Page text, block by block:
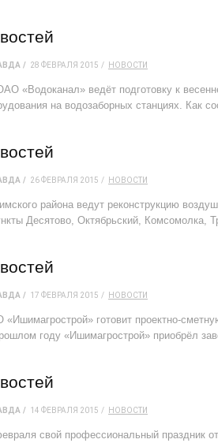
28 ФЕВРАЛЯ 2015 НОВОСТИ
«Водоканал» ведёт подготовку к
на водозаборных станциях. Как
26 ФЕВРАЛЯ 2015 НОВОСТИ
района ведут реконструкцию
Десятово, Октябрьский, Комсомолка,
17 ФЕВРАЛЯ 2015 НОВОСТИ
готовит проектно-
году «Ишимагрострой» приобрёл
14 ФЕВРАЛЯ 2015 НОВОСТИ
свой профессиональный праздник